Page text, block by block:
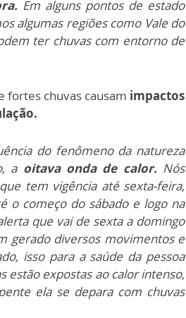
Em alguns pontos de estado
algumas regiões como Vale do
ter chuvas com entorno de
fortes chuvas causam impactos
do fenômeno da natureza
a oitava onda de calor. Nós
tem vigência até sexta-feira,
o começo do sábado e logo na
que vai de sexta a domingo
gerado diversos movimentos e
isso para a saúde da pessoa
estão expostas ao calor intenso,
ela se depara com chuvas